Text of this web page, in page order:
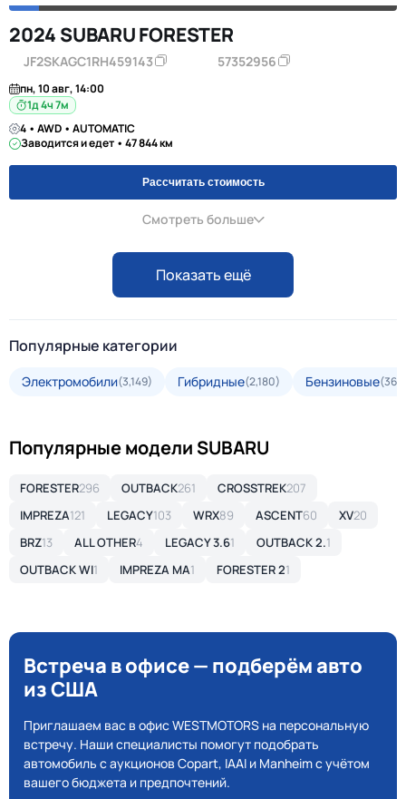
2024 SUBARU FORESTER
JF2SKAGC1RH459143 57352956
пн, 10 авг, 14:00
1д 4ч 7м
4 • AWD • AUTOMATIC
Заводится и едет • 47 844 км
Рассчитать стоимость
Смотреть больше
Показать ещё
Популярные категории
Электромобили(3,149) Гибридные(2,180) Бензиновые
Популярные модели SUBARU
FORESTER296 OUTBACK261 CROSSTREK207
IMPREZA121 LEGACY103 WRX89 ASCENT60 XV20
BRZ13 ALL OTHER4 LEGACY 3.61 OUTBACK 2.1
OUTBACK WI1 IMPREZA MA1 FORESTER 21
Встреча в офисе — подберём авто
из США
Приглашаем вас в офис WESTMOTORS на персональную
встречу. Наши специалисты помогут подобрать
автомобиль с аукционов Copart, IAAI и Manheim с учётом
вашего бюджета и предпочтений.